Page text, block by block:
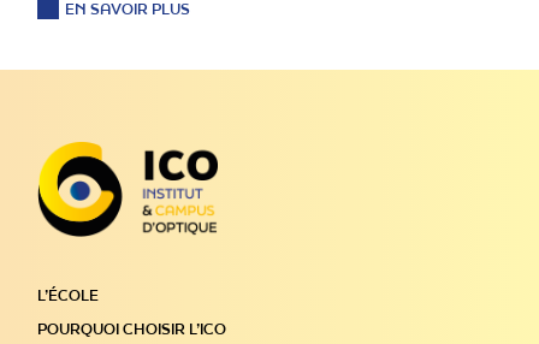
EN SAVOIR PLUS
L’ÉCOLE
POURQUOI CHOISIR L’ICO